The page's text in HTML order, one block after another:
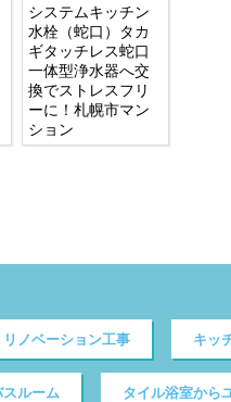
システムキッチン
水栓（蛇口）タカ
ギタッチレス蛇口
一体型浄水器へ交
換でストレスフリ
ーに！札幌市マン
ション
ノベーション工事 キッ
ルーム タイル浴室から